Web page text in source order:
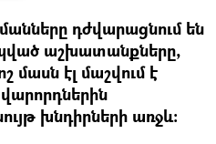
դժվարացնում են
աշխատանքները,
մասն էլ մաշվում է
խնդիրների առջև։